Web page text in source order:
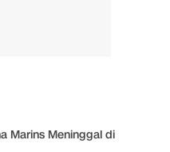
Marins Meninggal di